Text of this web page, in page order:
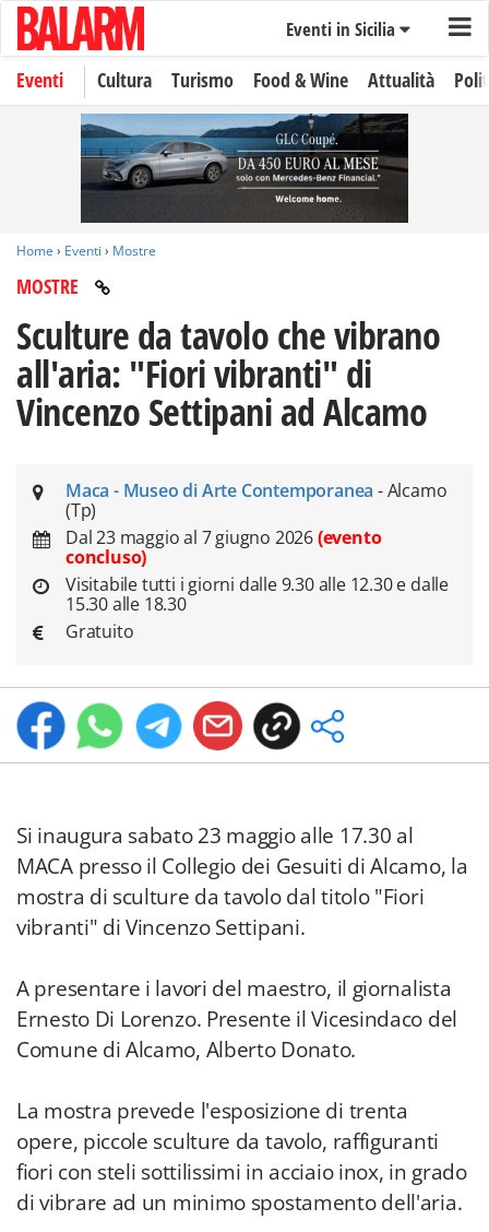
Eventi in Sicilia
Eventi Cultura Turismo Food & Wine Attualità
Home › Eventi › Mostre
MOSTRE
Sculture da tavolo che vibrano
all'aria: "Fiori vibranti" di
Vincenzo Settipani ad Alcamo
Maca - Museo di Arte Contemporanea - Alcamo
(Tp)
Dal 23 maggio al 7 giugno 2026(evento
concluso)
Visitabile tutti i giorni dalle 9.30 alle 12.30 e dalle
15.30 alle 18.30
Gratuito
Si inaugura sabato 23 maggio alle 17.30 al
MACA presso il Collegio dei Gesuiti di Alcamo, la
mostra di sculture da tavolo dal titolo "Fiori
vibranti" di Vincenzo Settipani.
A presentare i lavori del maestro, il giornalista
Ernesto Di Lorenzo. Presente il Vicesindaco del
Comune di Alcamo, Alberto Donato.
La mostra prevede l'esposizione di trenta
opere, piccole sculture da tavolo, raffiguranti
fiori con steli sottilissimi in acciaio inox, in grado
di vibrare ad un minimo spostamento dell'aria.